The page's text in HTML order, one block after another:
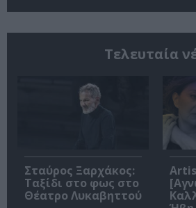
Τελευταία
Σταύρος Ξαρχάκος:
Ταξίδι στο φως στο
Θέατρο Λυκαβηττού